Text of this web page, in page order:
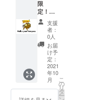
是非一
度ご賞
味くだ
さいま
せ。 そ
して無
水チキ
ンカレ-
と一緒
に【無
水チキ
ンカ
とで 味
や香り
や食感
を「お
店で食
べる
味」と
ほとん
ど変わ
ること
なく味
わえま
す。 食
い。」
という
方針の
基、今
も尚た
くさん
のお客
様に愛
され続
けてい
ます。
豚肉の
め記載
可能な
データ
をご用
意いた
だける
方のみ
お願い
いたし
ます。
ゆっく
り煮込
むこと
で鶏肉
が持つ
水分と
旨味を
最大限
に引き
出し パ
サつか
定で
す。
【無水
チキン
レー】
は家庭
のカ
レーと
は全く
異な
り、
ンくん
のカ
レーで
使える
「未来
の飲食
チケッ
ト」…
チケッ
トはプ
ロジェ
クト終
限
定！！
！】
【パン
カレー
半年間
フリー
パスチ
ケッ
ト！】
【半年
間有
効】 パ
支援
者：
0人
お届
け予
定：
2021
年10
月
こ
の
リ
タ
ー